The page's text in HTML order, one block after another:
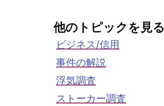
他のトピックを見る
ビジネス/信用
事件の解説
浮気調査
ストーカー調査